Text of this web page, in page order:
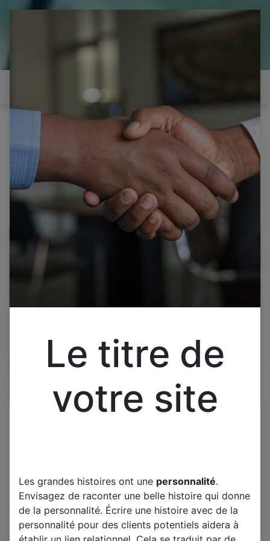
il est temps de
réparer...Electronique 66 est
heureux de vous aider
Tous les produits
LG 65SJ850V CARTE T-CON LC650EQF-DKW1-
8W2 6870C-0700C
LG 65SJ850V CARTE T-CON
LC650EQF-DKW1-8W2
6870C-0700C
Le titre de
votre site
Les grandes histoires ont une personnalité.
Envisagez de raconter une belle histoire qui donne
de la personnalité. Écrire une histoire avec de la
personnalité pour des clients potentiels aidera à